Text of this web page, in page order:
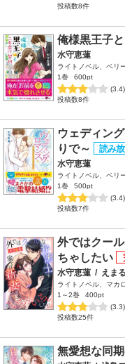
投稿数8件
俺様黒王子
水守恵蓮
ライトノベル、ベリ
1巻
600pt
(3.4)
投稿数8件
ウェディン
りで～
水守恵蓮
ライトノベル、ベリ
1巻
500pt
(3.4)
投稿数7件
外ではクー
ちゃしたい
水守恵蓮 / えま
ライトノベル、マカ
1～2巻
400pt
(3.3)
投稿数25件
無愛想な同